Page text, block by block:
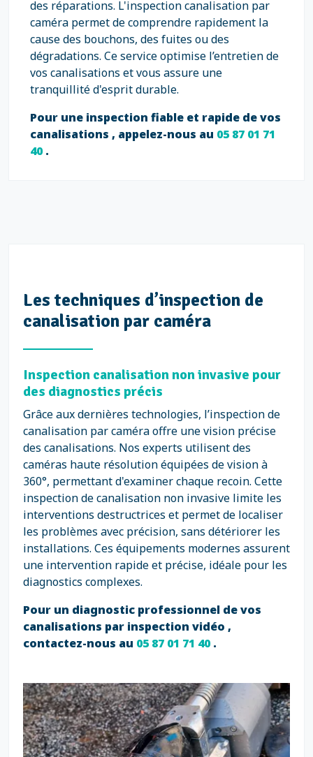
des réparations. L'inspection canalisation par
caméra permet de comprendre rapidement la
cause des bouchons, des fuites ou des
dégradations. Ce service optimise l’entretien de
vos canalisations et vous assure une
tranquillité d'esprit durable.
Pour une inspection fiable et rapide de vos
canalisations , appelez-nous au 05 87 01 71
40.
Les techniques d’inspection de
canalisation par caméra
Inspection canalisation non invasive pour
des diagnostics précis
Grâce aux dernières technologies, l’inspection de
canalisation par caméra offre une vision précise
des canalisations. Nos experts utilisent des
caméras haute résolution équipées de vision à
360°, permettant d'examiner chaque recoin. Cette
inspection de canalisation non invasive limite les
interventions destructrices et permet de localiser
les problèmes avec précision, sans détériorer les
installations. Ces équipements modernes assurent
une intervention rapide et précise, idéale pour les
diagnostics complexes.
Pour un diagnostic professionnel de vos
canalisations par inspection vidéo ,
contactez-nous au 05 87 01 71 40.